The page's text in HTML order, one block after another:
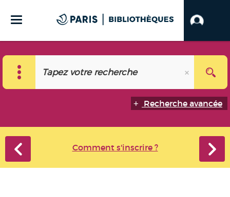
Recherche avancée
Comment s'inscrire ?